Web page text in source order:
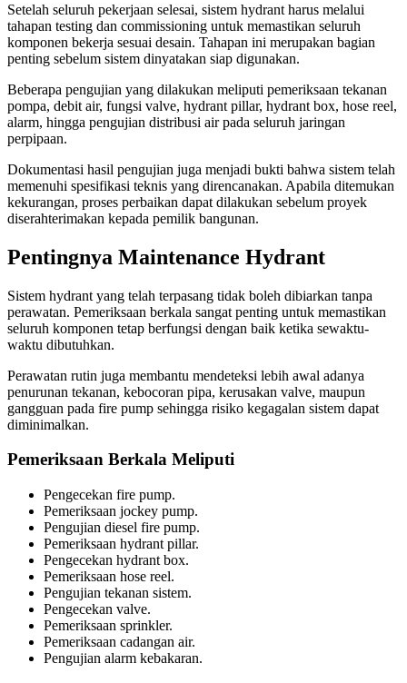
Setelah seluruh pekerjaan selesai, sistem hydrant harus melalui
tahapan testing dan commissioning untuk memastikan seluruh
komponen bekerja sesuai desain. Tahapan ini merupakan bagian
penting sebelum sistem dinyatakan siap digunakan.
Beberapa pengujian yang dilakukan meliputi pemeriksaan tekanan
pompa, debit air, fungsi valve, hydrant pillar, hydrant box, hose reel,
alarm, hingga pengujian distribusi air pada seluruh jaringan
perpipaan.
Dokumentasi hasil pengujian juga menjadi bukti bahwa sistem telah
memenuhi spesifikasi teknis yang direncanakan. Apabila ditemukan
kekurangan, proses perbaikan dapat dilakukan sebelum proyek
diserahterimakan kepada pemilik bangunan.
Pentingnya Maintenance Hydrant
Sistem hydrant yang telah terpasang tidak boleh dibiarkan tanpa
perawatan. Pemeriksaan berkala sangat penting untuk memastikan
seluruh komponen tetap berfungsi dengan baik ketika sewaktu-
waktu dibutuhkan.
Perawatan rutin juga membantu mendeteksi lebih awal adanya
penurunan tekanan, kebocoran pipa, kerusakan valve, maupun
gangguan pada fire pump sehingga risiko kegagalan sistem dapat
diminimalkan.
Pemeriksaan Berkala Meliputi
Pengecekan fire pump.
Pemeriksaan jockey pump.
Pengujian diesel fire pump.
Pemeriksaan hydrant pillar.
Pengecekan hydrant box.
Pemeriksaan hose reel.
Pengujian tekanan sistem.
Pengecekan valve.
Pemeriksaan sprinkler.
Pemeriksaan cadangan air.
Pengujian alarm kebakaran.